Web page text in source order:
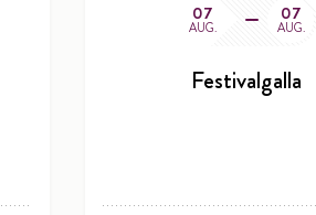
07
AUG.
07
AUG.
Festivalgalla